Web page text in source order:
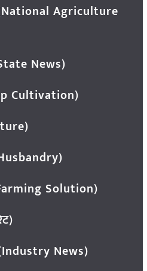
(National Agriculture
News)
Cultivation)
Solution)
News)